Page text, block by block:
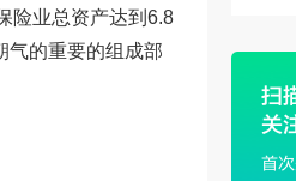
险业总资产达到6.8
气的重要的组成部